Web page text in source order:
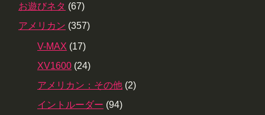
お遊びネタ (67)
アメリカン (357)
V-MAX (17)
XV1600 (24)
アメリカン：その他 (2)
イントルーダー (94)